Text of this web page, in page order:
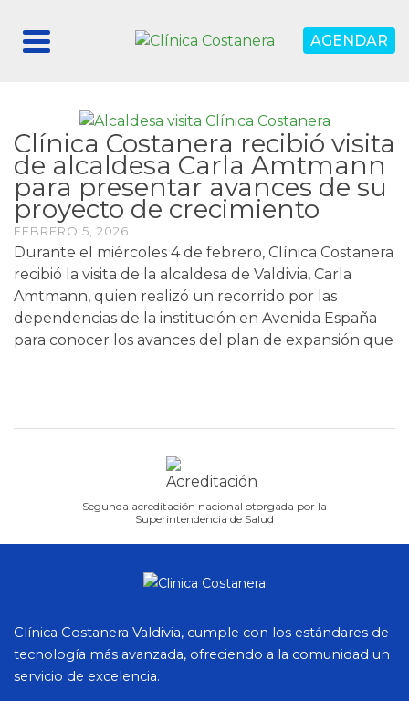
AGENDAR
Clínica Costanera recibió visita
de alcaldesa Carla Amtmann
para presentar avances de su
proyecto de crecimiento
FEBRERO 5, 2026
Durante el miércoles 4 de febrero, Clínica Costanera
recibió la visita de la alcaldesa de Valdivia, Carla
Amtmann, quien realizó un recorrido por las
dependencias de la institución en Avenida España
para conocer los avances del plan de expansión que
Segunda acreditación nacional otorgada por la
Superintendencia de Salud
Clínica Costanera Valdivia, cumple con los estándares de
tecnología más avanzada, ofreciendo a la comunidad un
servicio de excelencia.